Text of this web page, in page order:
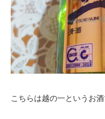
こちらは越の一というお酒